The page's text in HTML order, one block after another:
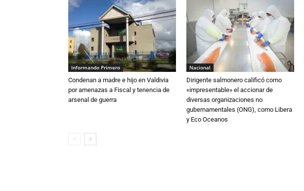
Informando Primero
Condenan a madre e hijo en Valdivia
por amenazas a Fiscal y tenencia de
arsenal de guerra
Nacional
Dirigente salmonero calificó como
«impresentable» el accionar de
diversas organizaciones no
gubernamentales (ONG), como Libera
y Eco Oceanos